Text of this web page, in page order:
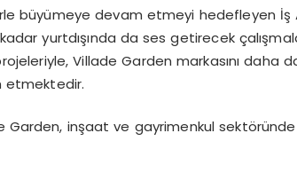
büyümeye devam etmeyi hedefleyen İş
yurtdışında da ses getirecek
Villade Garden markasını daha
etmektedir.
Garden, inşaat ve gayrimenkul